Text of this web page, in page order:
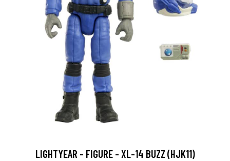
LIGHTYEAR - FIGURE - XL-14 BUZZ (HJK11)